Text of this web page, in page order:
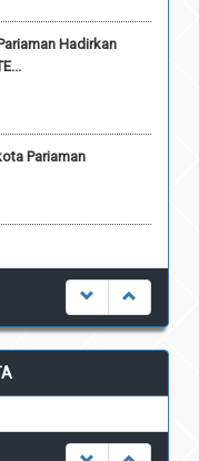
Hadirkan
Pariaman